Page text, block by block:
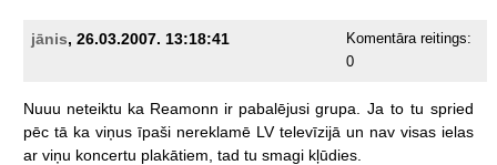
jānis, 26.03.2007. 13:18:41
Komentāra reitings:
0
Nuuu neteiktu ka Reamonn ir pabalējusi grupa. Ja to tu spried
pēc tā ka viņus īpaši nereklamē LV televīzijā un nav visas ielas
ar viņu koncertu plakātiem, tad tu smagi kļūdies.